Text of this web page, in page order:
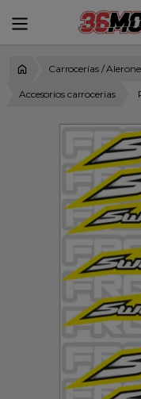
Carrocerías /
Accesorios carrocerias